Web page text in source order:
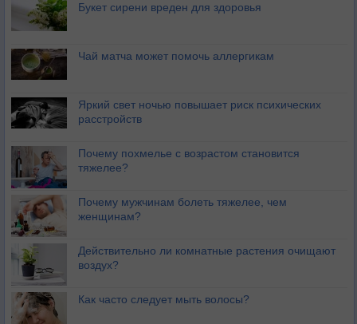
Букет сирени вреден для здоровья
Чай матча может помочь аллергикам
Яркий свет ночью повышает риск психических
расстройств
Почему похмелье с возрастом становится
тяжелее?
Почему мужчинам болеть тяжелее, чем
женщинам?
Действительно ли комнатные растения очищают
воздух?
Как часто следует мыть волосы?